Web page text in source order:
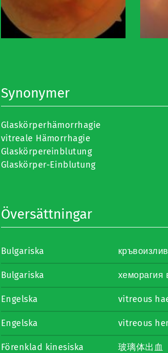
Synonymer
Glaskörperhämorrhagie
vitreale Hämorrhagie
Glaskörpereinblutung
Glaskörper-Einblutung
Översättningar
Bulgariska
Bulgariska хеморагия
Engelska vitreous
Engelska vitreous
Förenklad kinesiska 玻璃体出血